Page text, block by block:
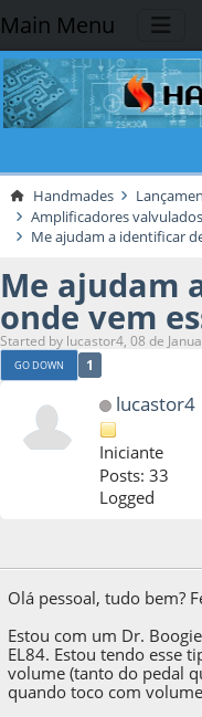
Main Menu
Handmades
Amplificadores valvulados
Me ajudam a identificar
Me ajudam
onde vem
Started by lucastor4, 08 de
GO DOWN 1
lucastor4
Iniciante
Posts: 33
Logged
Olá pessoal, tudo bem?
Estou com um Dr.
EL84. Estou tendo esse
volume (tanto do pedal
quando toco com